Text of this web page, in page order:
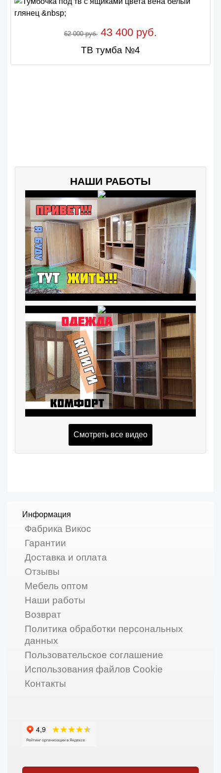
62 000 руб. 43 400 руб.
ТВ тумба №4
НАШИ РАБОТЫ
Смотреть все видео
Информация
Фабрика Викос
Гарантии
Доставка и оплата
Отзывы
Мебель оптом
Наши работы
Возврат
Политика обработки персональных
данных
Пользовательское соглашение
Использования файлов Cookie
Контакты